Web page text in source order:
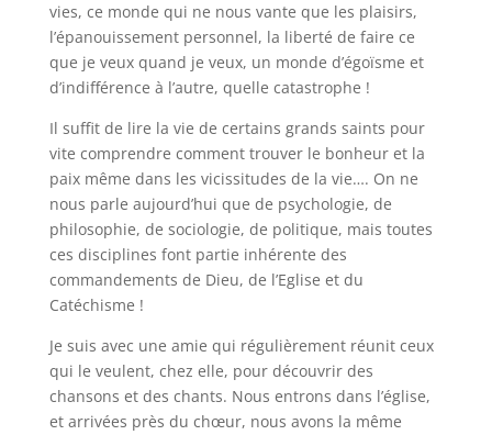
vies, ce monde qui ne nous vante que les plaisirs,
l’épanouissement personnel, la liberté de faire ce
que je veux quand je veux, un monde d’égoïsme et
d’indifférence à l’autre, quelle catastrophe !
Il suffit de lire la vie de certains grands saints pour
vite comprendre comment trouver le bonheur et la
paix même dans les vicissitudes de la vie…. On ne
nous parle aujourd’hui que de psychologie, de
philosophie, de sociologie, de politique, mais toutes
ces disciplines font partie inhérente des
commandements de Dieu, de l’Eglise et du
Catéchisme !
Je suis avec une amie qui régulièrement réunit ceux
qui le veulent, chez elle, pour découvrir des
chansons et des chants. Nous entrons dans l’église,
et arrivées près du chœur, nous avons la même